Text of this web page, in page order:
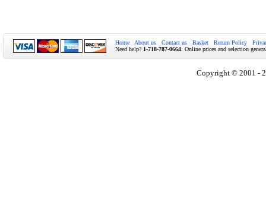
Home About us Contact us Basket Return Policy
Need help? 1-718-787-0664 . Online prices and selection
Copyright © 2001 -